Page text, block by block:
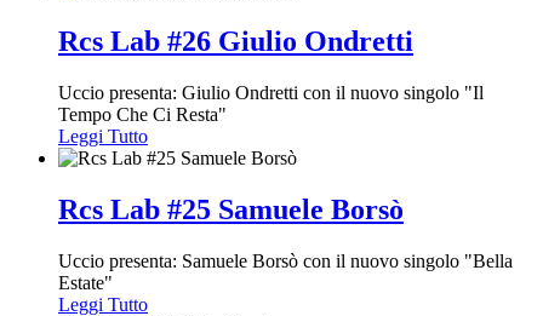
Rcs Lab #26 Giulio Ondretti
Uccio presenta: Giulio Ondretti con il nuovo singolo "Il
Tempo Che Ci Resta"
Leggi Tutto
Rcs Lab #25 Samuele Borsò
Uccio presenta: Samuele Borsò con il nuovo singolo "Bella
Estate"
Leggi Tutto